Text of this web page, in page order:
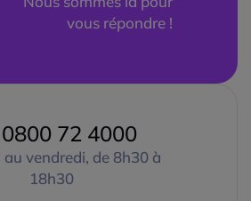
vous répondre !
0800 72 4000
vendredi, de 8h30 à
18h30